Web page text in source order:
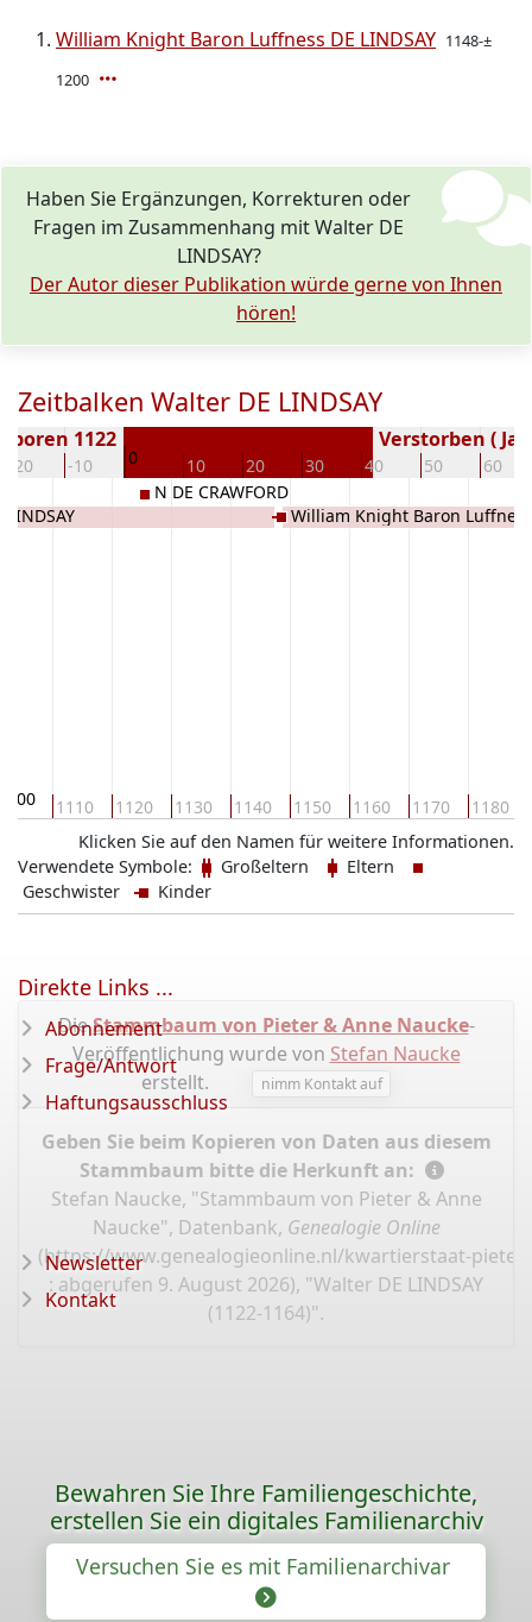
William Knight Baron Luffness DE LINDSAY 1148-±
1200
Haben Sie Ergänzungen, Korrekturen oder
Fragen im Zusammenhang mit Walter DE
LINDSAY?
Der Autor dieser Publikation würde gerne von Ihnen
hören!
Zeitbalken Walter DE LINDSAY
-20 -10 0 10 20 30 40 50 60
1122 Verstorben (
1110 1120 1130 1140 1150 1160 1170 1180
N DE CRAWFORD
William Knight Baron
Klicken Sie auf den Namen für weitere Informationen.
Verwendete Symbole:
Großeltern
Eltern
Geschwister
Kinder
DieStammbaum von Pieter & Anne Naucke-
Veröffentlichung wurde von Stefan Naucke
erstellt.
nimm Kontakt auf
Geben Sie beim Kopieren von Daten aus diesem
Stammbaum bitte die Herkunft an:
Stefan Naucke, "Stammbaum von Pieter & Anne
Naucke", Datenbank, Genealogie Online
(https://www.genealogieonline.nl/kwartierstaat-
: abgerufen 9. August 2026), "Walter DE LINDSAY
(1122-1164)".
Direkte Links ...
Abonnement
Frage/Antwort
Haftungsausschluss
Newsletter
Kontakt
Bewahren Sie Ihre Familiengeschichte,
erstellen Sie ein digitales Familienarchiv
Versuchen Sie es mit Familienarchivar